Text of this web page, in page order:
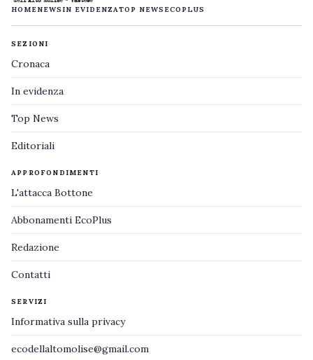
HOMENEWS IN EVIDENZATOP NEWS ECOPLUS
SEZIONI
Cronaca
In evidenza
Top News
Editoriali
APPROFONDIMENTI
L'attacca Bottone
Abbonamenti EcoPlus
Redazione
Contatti
SERVIZI
Informativa sulla privacy
ecodellaltomolise@gmail.com